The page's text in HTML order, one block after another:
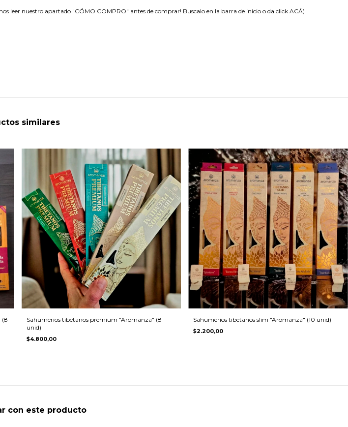
leer nuestro apartado "CÓMO COMPRO" antes de comprar! Buscalo en la barra de inicio o da click ACÁ)
similares
(8
Sahumerios tibetanos premium "Aromanza" (8
unid)
$4.800,00
Sahumerios tibetanos slim "Aromanza" (10 unid)
$2.200,00
con este producto